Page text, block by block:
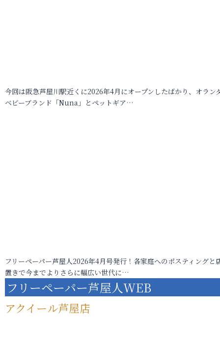
今回は阪急芦屋川駅近くに2026年4月にオープンしたばかり、オラン
ベビーブランド「Nuna」とペットギア…
フリーペーパー芦屋人2026年4月号発行！各家庭へのポスティングと
置きで今までよりさらに幅広い世代に…
フリーペーパー芦屋人WEB
アクイール芦屋店